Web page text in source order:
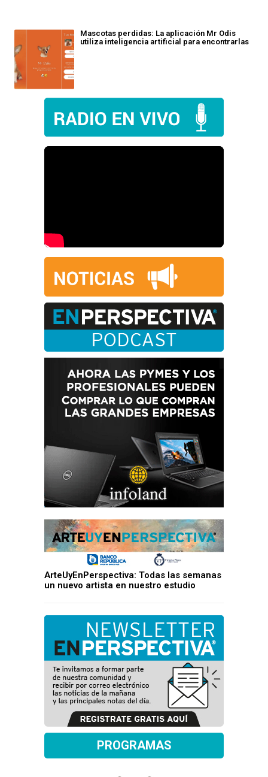
Mascotas perdidas: La aplicación Mr Odis
utiliza inteligencia artificial para encontrarlas
ArteUyEnPerspectiva: Todas las semanas
un nuevo artista en nuestro estudio
PROGRAMAS